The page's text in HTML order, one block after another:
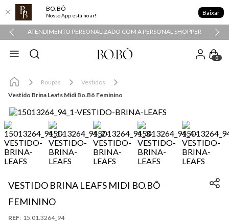
BO.BÔ
Nosso App está no ar! Baixar
ATENDIMENTO PERSONALIZADO COM A PERSONAL SHOPPER
0
Roupas
Vestidos
Vestido Brina Leafs Midi Bo.Bô Feminino
VESTIDO BRINA LEAFS MIDI BO.BÔ
FEMININO
: 15.01.3264_94